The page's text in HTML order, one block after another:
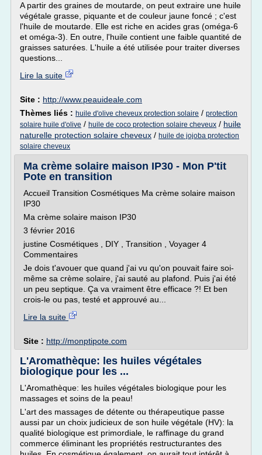
A partir des graines de moutarde, on peut extraire une huile
végétale grasse, piquante et de couleur jaune foncé ; c'est
l'huile de moutarde. Elle est riche en acides gras (oméga-6
et oméga-3). En outre, l'huile contient une faible quantité de
graisses saturées. L'huile a été utilisée pour traiter diverses
questions...
Lire la suite
Site : http://www.peauideale.com
Thèmes liés : huile d'olive cheveux protection solaire / protection
solaire huile d'olive / huile de coco protection solaire cheveux / huile
naturelle protection solaire cheveux / huile de jojoba protection
solaire cheveux
Ma crème solaire maison IP30 - Mon P'tit
Pote en transition
Accueil Transition Cosmétiques Ma crème solaire maison
IP30
Ma crème solaire maison IP30
3 février 2016
justine Cosmétiques , DIY , Transition , Voyager 4
Commentaires
Je dois t'avouer que quand j'ai vu qu'on pouvait faire soi-
même sa crème solaire, j'ai sauté au plafond. Puis j'ai été
un peu septique. Ça va vraiment être efficace ?! Et ben
crois-le ou pas, testé et approuvé au...
Lire la suite
Site : http://monptipote.com
L'Aromathèque: les huiles végétales
biologique pour les ...
L'Aromathèque: les huiles végétales biologique pour les
massages et soins de la peau!
L'art des massages de détente ou thérapeutique passe
aussi par un choix judicieux de son huile végétale (HV): la
qualité biologique est primordiale, le raffinage du grand
commerce éliminant les propriétés restructurantes des